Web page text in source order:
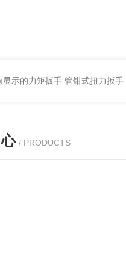
显示的力矩扳手 管钳式扭力扳手
/ PRODUCTS